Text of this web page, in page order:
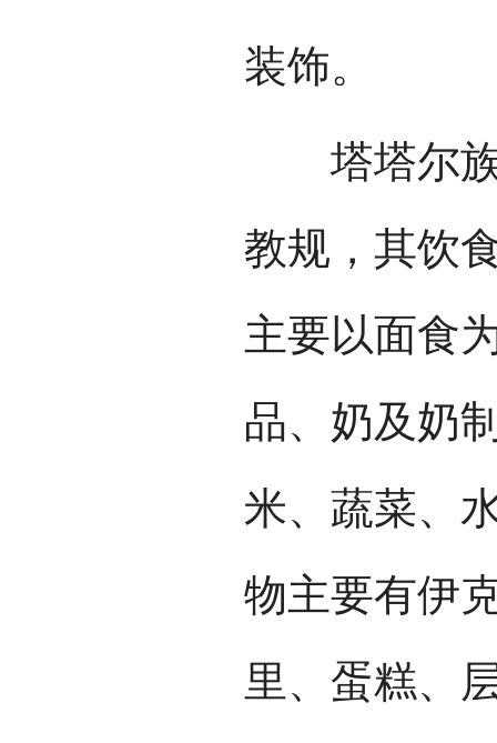
装饰。
塔塔尔族
教规，其饮
主要以面食
品、奶及奶
米、蔬菜、
物主要有伊
里、蛋糕、